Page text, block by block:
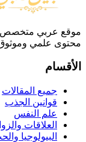
موقع عربي متخصص
محتوى علمي وموثوق
الأقسام
جميع المقالات
قوانين الجذب
علم النفس
العلاقات
البيولوجيا